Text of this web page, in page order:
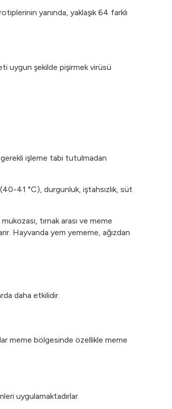
yanında, yaklaşık 64 farklı
uygun şekilde pişirmek virüsü
gerekli işleme tabi tutulmadan
41 °C), durgunluk, iştahsızlık, süt
tırnak arası ve meme
Hayvanda yem yememe, ağızdan
daha etkilidir.
meme bölgesinde özellikle meme
uygulamaktadırlar.